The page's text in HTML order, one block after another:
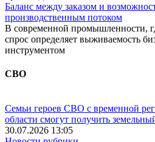
Баланс между заказом и
производственным потоком
В современной промышленности,
спрос определяет выживаемость
инструментом
СВО
Семьи героев СВО с временной
области смогут получить
30.07.2026 13:05